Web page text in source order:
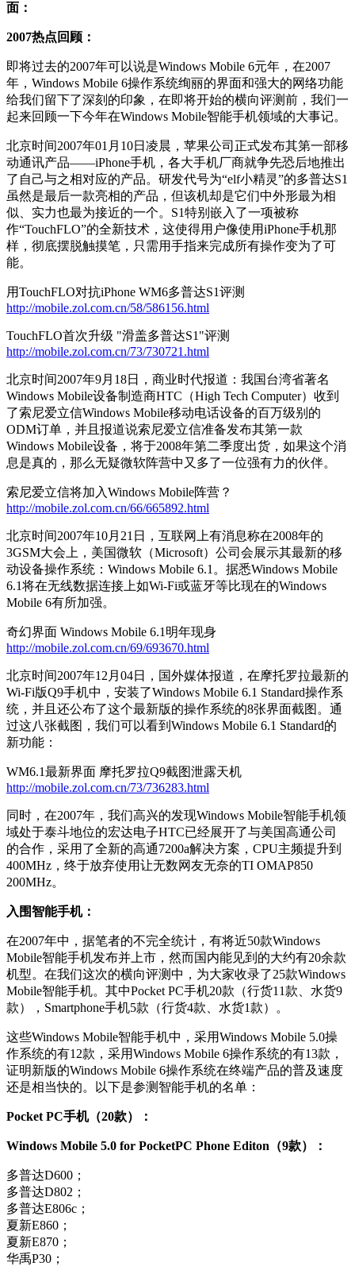
面：
2007热点回顾：
即将过去的2007年可以说是Windows Mobile 6元年，在2007
年，Windows Mobile 6操作系统绚丽的界面和强大的网络功能
给我们留下了深刻的印象，在即将开始的横向评测前，我们一
起来回顾一下今年在Windows Mobile智能手机领域的大事记。
北京时间2007年01月10日凌晨，苹果公司正式发布其第一部移
动通讯产品——iPhone手机，各大手机厂商就争先恐后地推出
了自己与之相对应的产品。研发代号为“elf小精灵”的多普达S1
虽然是最后一款亮相的产品，但该机却是它们中外形最为相
似、实力也最为接近的一个。S1特别嵌入了一项被称
作“TouchFLO”的全新技术，这使得用户像使用iPhone手机那
样，彻底摆脱触摸笔，只需用手指来完成所有操作变为了可
能。
用TouchFLO对抗iPhone WM6多普达S1评测
http://mobile.zol.com.cn/58/586156.html
TouchFLO首次升级 "滑盖多普达S1"评测
http://mobile.zol.com.cn/73/730721.html
北京时间2007年9月18日，商业时代报道：我国台湾省著名
Windows Mobile设备制造商HTC（High Tech Computer）收到
了索尼爱立信Windows Mobile移动电话设备的百万级别的
ODM订单，并且报道说索尼爱立信准备发布其第一款
Windows Mobile设备，将于2008年第二季度出货，如果这个消
息是真的，那么无疑微软阵营中又多了一位强有力的伙伴。
索尼爱立信将加入Windows Mobile阵营？
http://mobile.zol.com.cn/66/665892.html
北京时间2007年10月21日，互联网上有消息称在2008年的
3GSM大会上，美国微软（Microsoft）公司会展示其最新的移
动设备操作系统：Windows Mobile 6.1。据悉Windows Mobile
6.1将在无线数据连接上如Wi-Fi或蓝牙等比现在的Windows
Mobile 6有所加强。
奇幻界面 Windows Mobile 6.1明年现身
http://mobile.zol.com.cn/69/693670.html
北京时间2007年12月04日，国外媒体报道，在摩托罗拉最新的
Wi-Fi版Q9手机中，安装了Windows Mobile 6.1 Standard操作系
统，并且还公布了这个最新版的操作系统的8张界面截图。通
过这八张截图，我们可以看到Windows Mobile 6.1 Standard的
新功能：
WM6.1最新界面 摩托罗拉Q9截图泄露天机
http://mobile.zol.com.cn/73/736283.html
同时，在2007年，我们高兴的发现Windows Mobile智能手机领
域处于泰斗地位的宏达电子HTC已经展开了与美国高通公司
的合作，采用了全新的高通7200a解决方案，CPU主频提升到
400MHz，终于放弃使用让无数网友无奈的TI OMAP850
200MHz。
入围智能手机：
在2007年中，据笔者的不完全统计，有将近50款Windows
Mobile智能手机发布并上市，然而国内能见到的大约有20余款
机型。在我们这次的横向评测中，为大家收录了25款Windows
Mobile智能手机。其中Pocket PC手机20款（行货11款、水货9
款），Smartphone手机5款（行货4款、水货1款）。
这些Windows Mobile智能手机中，采用Windows Mobile 5.0操
作系统的有12款，采用Windows Mobile 6操作系统的有13款，
证明新版的Windows Mobile 6操作系统在终端产品的普及速度
还是相当快的。以下是参测智能手机的名单：
Pocket PC手机（20款）：
Windows Mobile 5.0 for PocketPC Phone Editon（9款）：
多普达D600；
多普达D802；
多普达E806c；
夏新E860；
夏新E870；
华禹P30；